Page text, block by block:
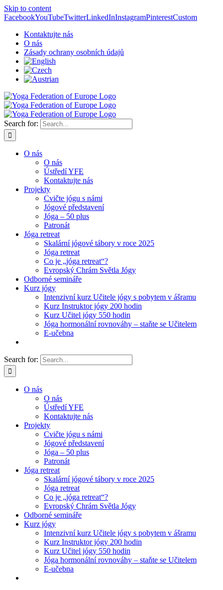
Skip to content
FacebookYouTubeTwitterLinkedInInstagramPinterestCustom
Kontaktujte nás
O nás
Zásady ochrany osobních údajů
Search for:
O nás
O nás
Ústředí YFE
Kontaktujte nás
Projekty
Cvičte jógu s námi
Jógové představení
Jóga – 50 plus
Patronát
Jóga retreat
Skalární jógové tábory v roce 2025
Jóga retreat
Co je „jóga retreat“?
Evropský Chrám Světla Jógy
Odborné semináře
Kurz jógy
Intenzivní kurz Učitele jógy s pobytem v ášramu
Kurz Instruktor jógy 200 hodin
Kurz Učitel jógy 550 hodin
Jóga hormonální rovnováhy – staňte se Učitelem
E-učebna
Search for:
O nás
O nás
Ústředí YFE
Kontaktujte nás
Projekty
Cvičte jógu s námi
Jógové představení
Jóga – 50 plus
Patronát
Jóga retreat
Skalární jógové tábory v roce 2025
Jóga retreat
Co je „jóga retreat“?
Evropský Chrám Světla Jógy
Odborné semináře
Kurz jógy
Intenzivní kurz Učitele jógy s pobytem v ášramu
Kurz Instruktor jógy 200 hodin
Kurz Učitel jógy 550 hodin
Jóga hormonální rovnováhy – staňte se Učitelem
E-učebna